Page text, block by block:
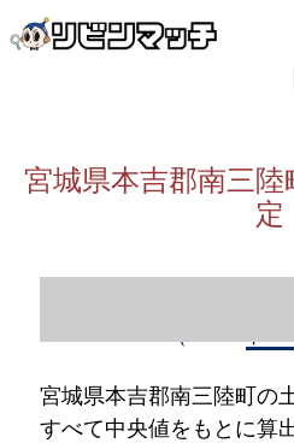
宮城県本吉郡南三
定
宮城県本吉郡南三陸町の
すべて中央値をもとに算